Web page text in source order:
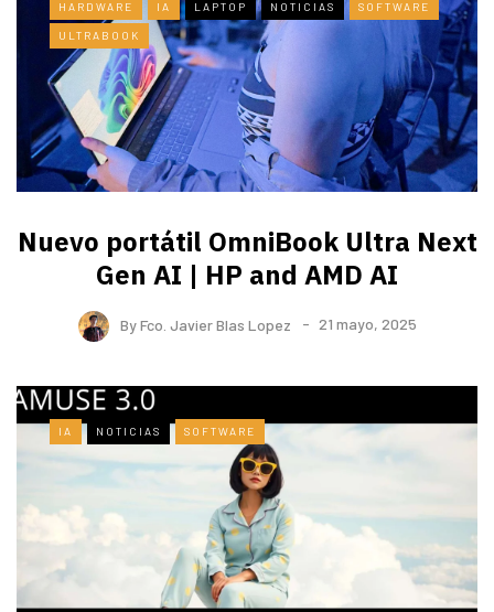
HARDWARE IA LAPTOP NOTICIAS SOFTWARE
ULTRABOOK
Nuevo portátil OmniBook Ultra ​Next
Gen AI | HP and AMD AI
ByFco. Javier Blas Lopez 21 mayo, 2025
IA NOTICIAS SOFTWARE